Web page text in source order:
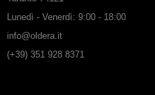
Lunedì - Venerdì: 9:00 - 18:00
info@oldera.it
(+39) 351 928 8371